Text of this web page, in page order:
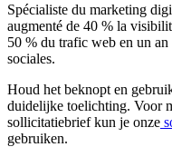
Spécialiste du marketing
augmenté de 40 % la
50 % du trafic web en un an
sociales.
Houd het beknopt en
duidelijke toelichting. Voor
sollicitatiebrief kun je onze
gebruiken.